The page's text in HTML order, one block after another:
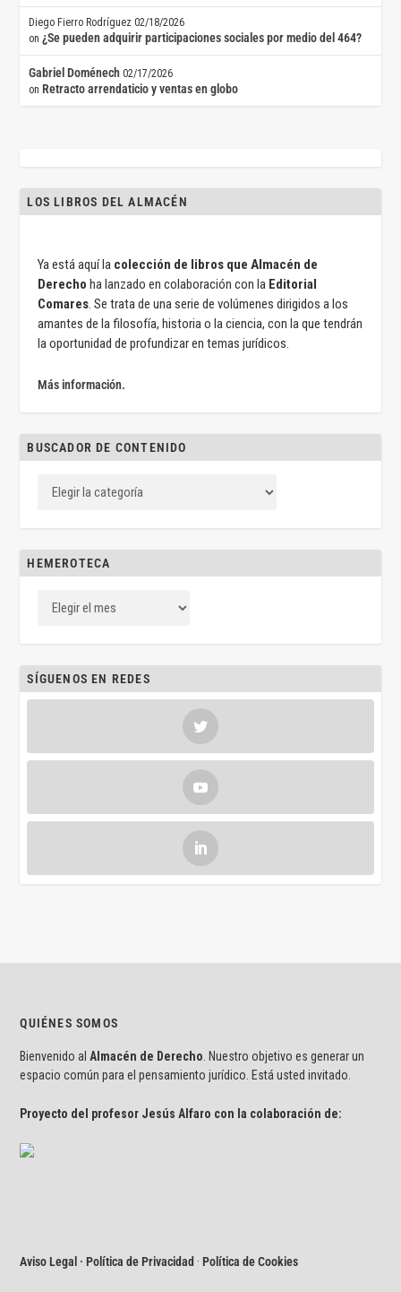
Diego Fierro Rodríguez 02/18/2026
on¿Se pueden adquirir participaciones sociales por medio del 464?
Gabriel Doménech 02/17/2026
on Retracto arrendaticio y ventas en globo
LOS LIBROS DEL ALMACÉN
Ya está aquí la colección de libros que Almacén de
Derecho ha lanzado en colaboración con la Editorial
Comares. Se trata de una serie de volúmenes dirigidos a los
amantes de la filosofía, historia o la ciencia, con la que tendrán
la oportunidad de profundizar en temas jurídicos.
Más información.
BUSCADOR DE CONTENIDO
HEMEROTECA
SÍGUENOS EN REDES
QUIÉNES SOMOS
Bienvenido al Almacén de Derecho . Nuestro objetivo es generar un
espacio común para el pensamiento jurídico. Está usted invitado.
Proyecto del profesor Jesús Alfaro con la colaboración de:
Aviso Legal · Política de Privacidad ·Política de Cookies